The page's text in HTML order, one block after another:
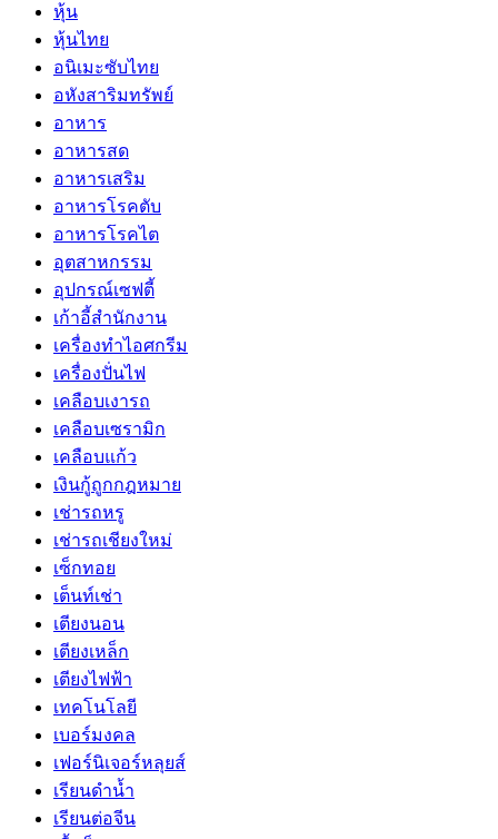
หุ้น
หุ้นไทย
อนิเมะซับไทย
อหังสาริมทรัพย์
อาหาร
อาหารสด
อาหารเสริม
อาหารโรคตับ
อาหารโรคไต
อุตสาหกรรม
อุปกรณ์เซฟตี้
เก้าอี้สำนักงาน
เครื่องทำไอศกรีม
เครื่องปั่นไฟ
เคลือบเงารถ
เคลือบเซรามิก
เคลือบแก้ว
เงินกู้ถูกกฎหมาย
เช่ารถหรู
เช่ารถเชียงใหม่
เซ็กทอย
เต็นท์เช่า
เตียงนอน
เตียงเหล็ก
เตียงไฟฟ้า
เทคโนโลยี
เบอร์มงคล
เฟอร์นิเจอร์หลุยส์
เรียนดำน้ำ
เรียนต่อจีน